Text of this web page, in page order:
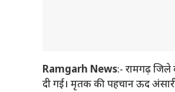
Ramgarh News:- रामगढ़ जिले
दी गई। मृतक की पहचान ऊद